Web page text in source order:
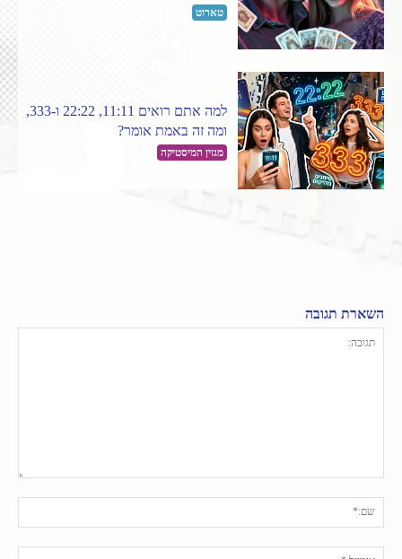
טארוט
למה אתם רואים 11:11, 22:22 ו-333,
ומה זה באמת אומר?
מגזין המיסטיקה
השארת תגובה